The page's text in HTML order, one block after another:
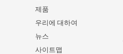
제품
우리에 대하여
뉴스
사이트맵